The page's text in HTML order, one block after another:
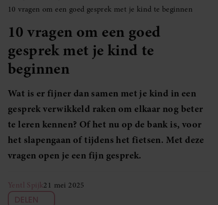
10 vragen om een goed gesprek met je kind te beginnen
10 vragen om een goed
gesprek met je kind te
beginnen
Wat is er fijner dan samen met je kind in een
gesprek verwikkeld raken om elkaar nog beter
te leren kennen? Of het nu op de bank is, voor
het slapengaan of tijdens het fietsen. Met deze
vragen open je een fijn gesprek.
Yentl Spijk21 mei 2025
DELEN